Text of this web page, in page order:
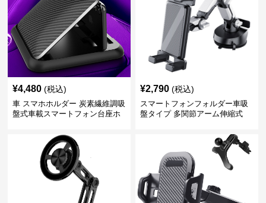
¥4,480 (税込)
車 スマホホルダー 炭素繊維調吸
盤式車載スマートフォン台座ホ
¥2,790 (税込)
スマートフォンフォルダー車吸
盤タイプ 多関節アーム伸縮式